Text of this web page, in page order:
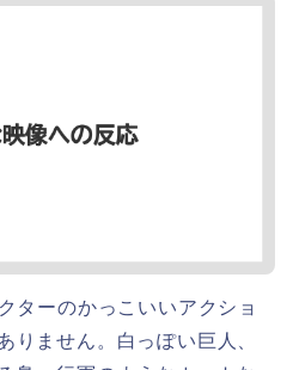
ターのかっこいいアクショ
りません。白っぽい巨人、